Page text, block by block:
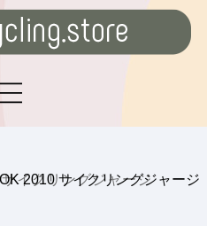
イクリングジャージ
2010 サイクリングジャージ